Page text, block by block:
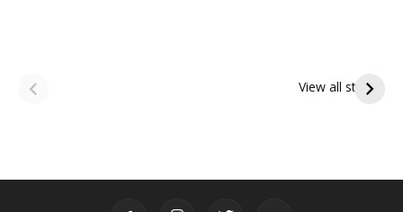
View all stories
పితృదేవతల ఆశీర్వాదం
పొందే పవిత్ర రోజు
ఇంద్రకీలాద్రి గిరి ప్రదక్షిణ